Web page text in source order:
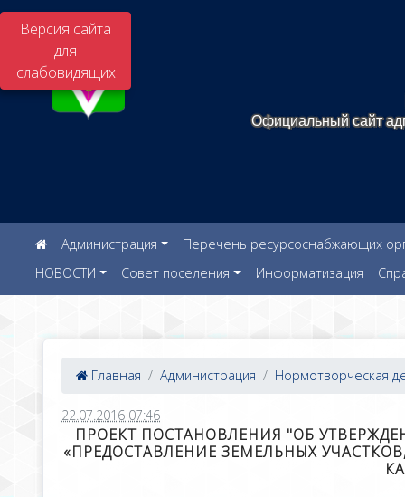
Версия сайта
для
слабовидящих
Официальный сайт
Администрация
Перечень ресурсоснабжающих
НОВОСТИ
Совет поселения Информатизация
Главная Администрация Нормотворческая
22.07.2016 07:46
ПРОЕКТ ПОСТАНОВЛЕНИЯ "ОБ
«ПРЕДОСТАВЛЕНИЕ ЗЕМЕЛЬНЫХ